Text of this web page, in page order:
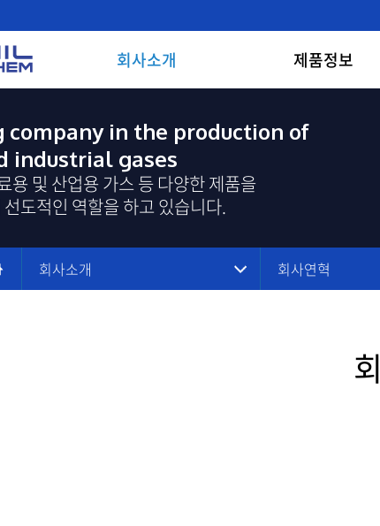
회사소개 제품정보
company in the production of
industrial gases
용 및 산업용 가스 등 다양한 제품을
도적인 역할을 하고 있습니다.
회사소개 회사연혁